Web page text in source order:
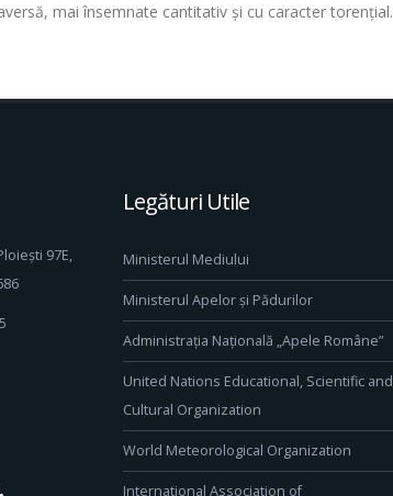
mai însemnate cantitativ și cu caracter torențial.
97E,
Legături Utile
Ministerul Mediului
Ministerul Apelor și Pădurilor
Administrația Națională „Apele Române”
United Nations Educational, Scientific and
Cultural Organization
World Meteorological Organization
International Association of